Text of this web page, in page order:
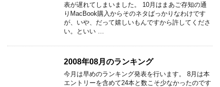
表が遅れてしまいました。 10月はまあご存知の通
りMacBook購入からそのネタばっかりなわけです
が、いや、だって嬉しいもんですから許してくださ
い。といい …
2008年08月のランキング
今月は早めのランキング発表を行います。 8月は本
エントリーを含めて24本と数こそ少なかったのです